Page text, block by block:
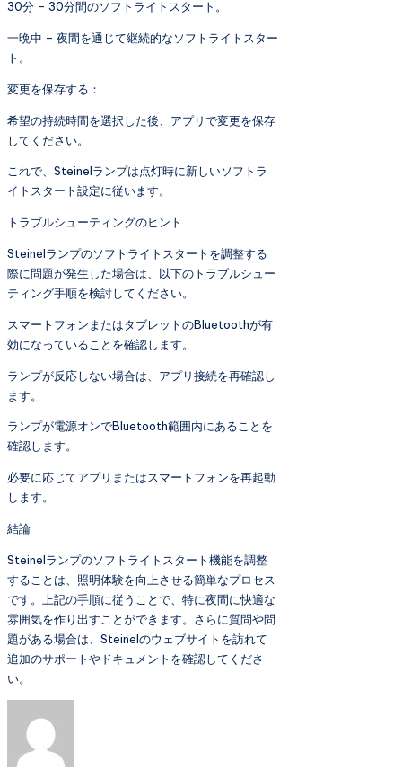
30分 – 30分間のソフトライトスタート。
一晩中 – 夜間を通じて継続的なソフトライトスター
ト。
変更を保存する：
希望の持続時間を選択した後、アプリで変更を保存
してください。
これで、Steinelランプは点灯時に新しいソフトラ
イトスタート設定に従います。
トラブルシューティングのヒント
Steinelランプのソフトライトスタートを調整する
際に問題が発生した場合は、以下のトラブルシュー
ティング手順を検討してください。
スマートフォンまたはタブレットのBluetoothが有
効になっていることを確認します。
ランプが反応しない場合は、アプリ接続を再確認し
ます。
ランプが電源オンでBluetooth範囲内にあることを
確認します。
必要に応じてアプリまたはスマートフォンを再起動
します。
結論
Steinelランプのソフトライトスタート機能を調整
することは、照明体験を向上させる簡単なプロセス
です。上記の手順に従うことで、特に夜間に快適な
雰囲気を作り出すことができます。さらに質問や問
題がある場合は、Steinelのウェブサイトを訪れて
追加のサポートやドキュメントを確認してくださ
い。